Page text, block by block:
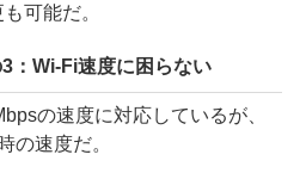
可能だ。
3：Wi-Fi速度に困らない
の速度に対応しているが、
の速度だ。